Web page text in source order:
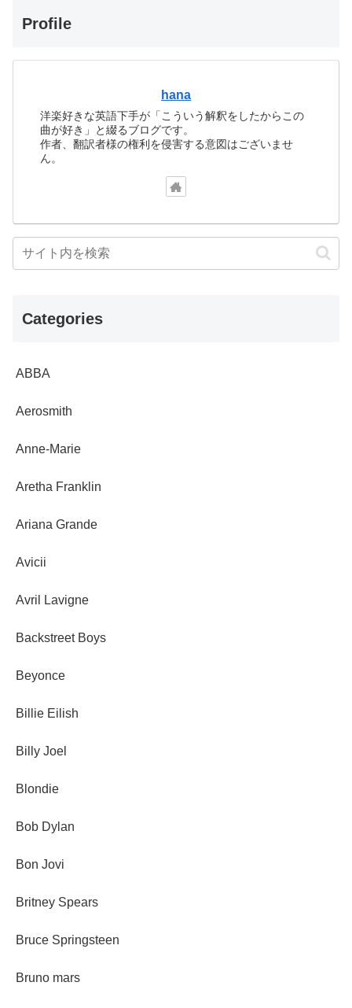
Profile
hana
洋楽好きな英語下手が「こういう解釈をしたからこの
曲が好き」と綴るブログです。
作者、翻訳者様の権利を侵害する意図はございませ
ん。
Categories
ABBA
Aerosmith
Anne-Marie
Aretha Franklin
Ariana Grande
Avicii
Avril Lavigne
Backstreet Boys
Beyonce
Billie Eilish
Billy Joel
Blondie
Bob Dylan
Bon Jovi
Britney Spears
Bruce Springsteen
Bruno mars